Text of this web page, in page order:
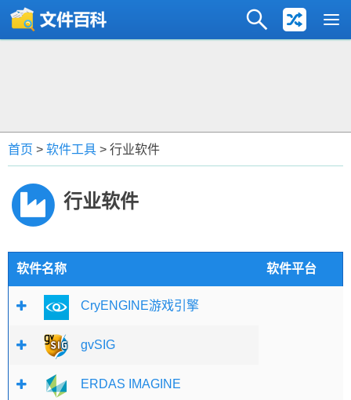
首页 > 软件工具 > 行业软件
行业软件
软件名称 软件平台
CryENGINE游戏引擎
gvSIG
ERDAS IMAGINE